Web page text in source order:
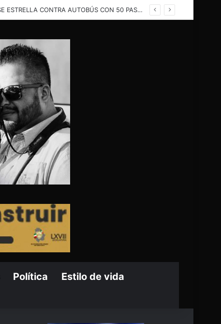
TRAGEDIA EN LA CARRETERA CAMARGO – OJINAGA! TRÁILER LLENO DE SANDÍAS SE ESTRELLA CONTRA AUTOBÚS CON 50 PASAJEROS
Política Estilo de vida